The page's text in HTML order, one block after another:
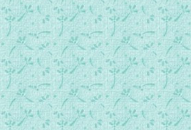
第0219首 回首再回首.mp3
第0220首 你真理的话.mp3
第0221首 抖落你千山万水的风
第0222首 福音的战鼓.mp3
第0223首 我们要称颂耶和华